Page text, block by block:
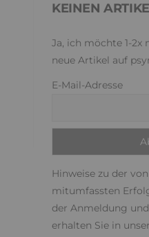
KEINEN
Ja, ich möchte 1-2x
neue Artikel auf
E-Mail-Adresse
Hinweise zu der
mitumfassten
der Anmeldung
erhalten Sie in